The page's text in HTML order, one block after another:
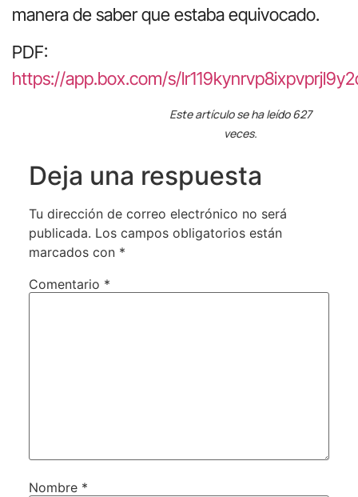
manera de saber que estaba equivocado.
PDF:
https://app.box.com/s/
Este artículo se ha leído 627
veces.
Deja una respuesta
Tu dirección de correo electrónico no será
publicada. Los campos obligatorios están
marcados con *
Comentario *
Nombre *